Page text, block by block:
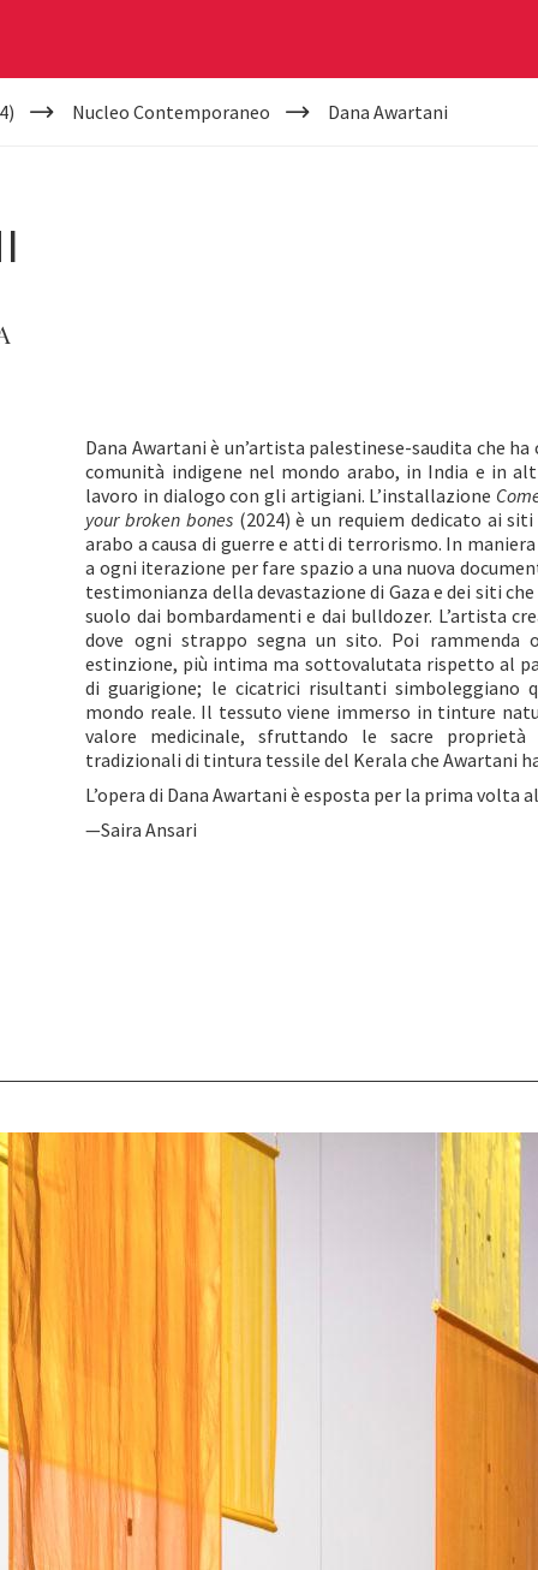
Nucleo Contemporaneo Dana Awartani
Dana Awartani è un’artista palestinese-saudita che
comunità indigene nel mondo arabo, in India e in
lavoro in dialogo con gli artigiani. L’installazione
your broken bones (2024) è un requiem dedicato ai
arabo a causa di guerre e atti di terrorismo. In
a ogni iterazione per fare spazio a una nuova
testimonianza della devastazione di Gaza e dei siti
suolo dai bombardamenti e dai bulldozer. L’artista
dove ogni strappo segna un sito. Poi rammenda
estinzione, più intima ma sottovalutata rispetto al
di guarigione; le cicatrici risultanti simboleggiano
mondo reale. Il tessuto viene immerso in tinture
valore medicinale, sfruttando le sacre
tradizionali di tintura tessile del Kerala che Awartani
L’opera di Dana Awartani è esposta per la prima volta
—Saira Ansari